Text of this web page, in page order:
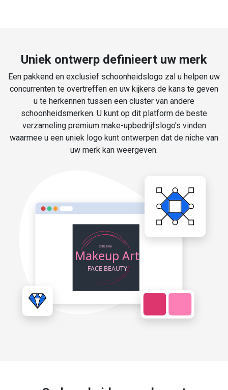
Uniek ontwerp definieert uw merk
Een pakkend en exclusief schoonheidslogo zal u helpen uw
concurrenten te overtreffen en uw kijkers de kans te geven
u te herkennen tussen een cluster van andere
schoonheidsmerken. U kunt op dit platform de beste
verzameling premium make-upbedrijfslogo's vinden
waarmee u een uniek logo kunt ontwerpen dat de niche van
uw merk kan weergeven.